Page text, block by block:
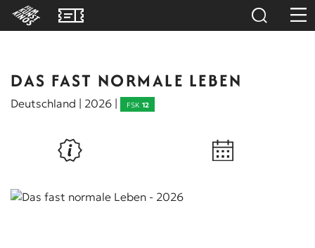
DAS FAST NORMALE LEBEN
Deutschland | 2026 | FSK 12